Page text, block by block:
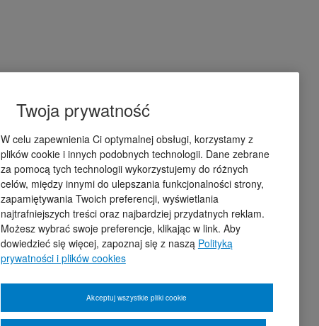
Twoja prywatność
W celu zapewnienia Ci optymalnej obsługi, korzystamy z
plików cookie i innych podobnych technologii. Dane zebrane
za pomocą tych technologii wykorzystujemy do różnych
celów, między innymi do ulepszania funkcjonalności strony,
zapamiętywania Twoich preferencji, wyświetlania
najtrafniejszych treści oraz najbardziej przydatnych reklam.
Możesz wybrać swoje preferencje, klikając w link. Aby
dowiedzieć się więcej, zapoznaj się z naszą Polityką
prywatności i plików cookies
Akceptuj wszystkie pliki cookie